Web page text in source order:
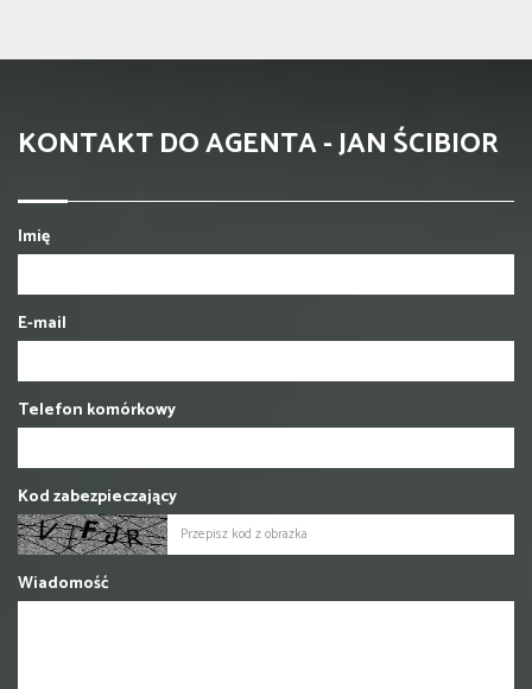
KONTAKT DO AGENTA - JAN ŚCIBIOR
Imię
E-mail
Telefon komórkowy
Kod zabezpieczający
Wiadomość